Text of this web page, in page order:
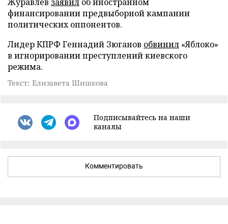
финансировании предвыборной кампании
политических оппонентов.
Лидер КПРФ Геннадий Зюганов обвинил «Яблоко»
в игнорировании преступлений киевского
режима.
Текст: Елизавета Шишкова
Подписывайтесь на наши
каналы
Комментировать